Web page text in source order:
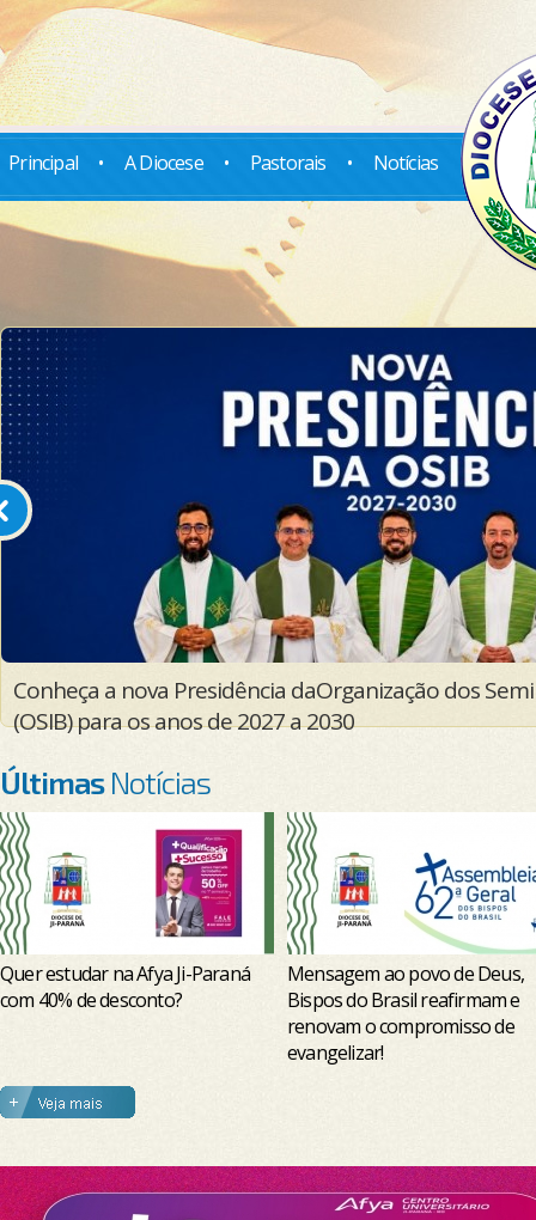
Principal • A Diocese • Pastorais • Notícias
Cultura digital desafia a formação presbiteral em
Organização dos Seminários e Institutos do Brasil
ÚltimasNotícias
Quer estudar na Afya Ji-Paraná
com 40% de desconto?
Mensagem ao povo de Deus,
Bispos do Brasil reafirmam e
renovam o compromisso de
evangelizar!